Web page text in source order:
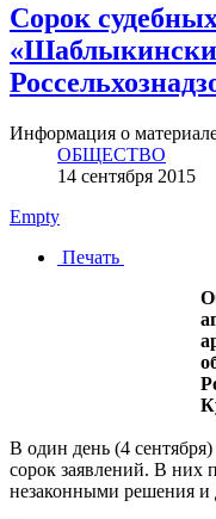
Сорок
Информация о
ОБЩЕСТВО
14 сентября 2015
Empty
Печать
В один день (4
сорок заявлений. В них
незаконными решения и